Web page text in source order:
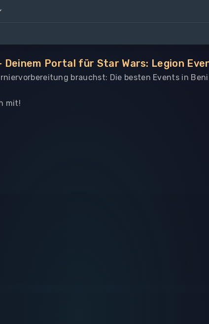
Portal für Star Wars: Legion
brauchst: Die besten Events in
mit!